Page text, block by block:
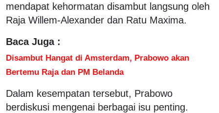
mendapat kehormatan disambut langsung oleh
Raja Willem-Alexander dan Ratu Maxima.
Baca Juga :
Disambut Hangat di Amsterdam, Prabowo akan
Bertemu Raja dan PM Belanda
Dalam kesempatan tersebut, Prabowo
berdiskusi mengenai berbagai isu penting.